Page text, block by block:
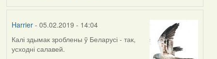
Harrier- 05.02.2019 - 14:04
In
reply
Калі здымак зроблены ў Беларусі - так,
усходні салавей.